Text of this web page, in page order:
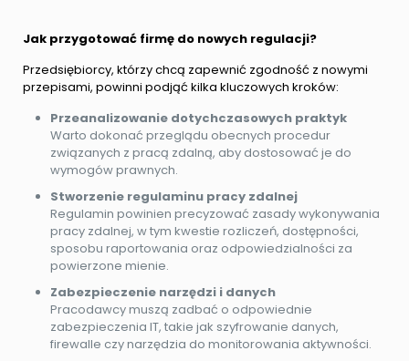
Jak przygotować firmę do nowych regulacji?
Przedsiębiorcy, którzy chcą zapewnić zgodność z nowymi
przepisami, powinni podjąć kilka kluczowych kroków:
Przeanalizowanie dotychczasowych praktyk
Warto dokonać przeglądu obecnych procedur
związanych z pracą zdalną, aby dostosować je do
wymogów prawnych.
Stworzenie regulaminu pracy zdalnej
Regulamin powinien precyzować zasady wykonywania
pracy zdalnej, w tym kwestie rozliczeń, dostępności,
sposobu raportowania oraz odpowiedzialności za
powierzone mienie.
Zabezpieczenie narzędzi i danych
Pracodawcy muszą zadbać o odpowiednie
zabezpieczenia IT, takie jak szyfrowanie danych,
firewalle czy narzędzia do monitorowania aktywności.